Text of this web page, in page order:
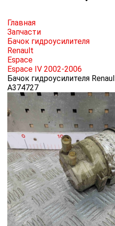
Главная
Запчасти
Бачок гидроусилителя
Renault
Espace
Espace IV 2002-2006
Бачок гидроусилителя
A374727